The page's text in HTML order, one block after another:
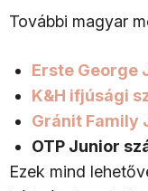
További magyar
Erste George
K&H ifjúsági
Gránit Family
OTP Junior
Ezek mind